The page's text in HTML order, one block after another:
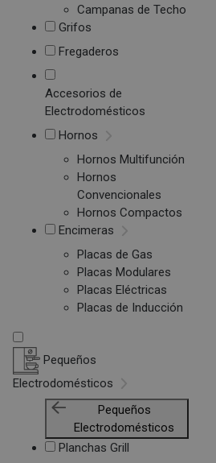
Campanas de Techo
Grifos
Fregaderos
Accesorios de
Electrodomésticos
Hornos
Hornos Multifunción
Hornos
Convencionales
Hornos Compactos
Encimeras
Placas de Gas
Placas Modulares
Placas Eléctricas
Placas de Inducción
Pequeños
Electrodomésticos
Pequeños
Electrodomésticos
Planchas Grill